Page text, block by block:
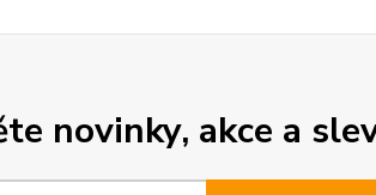
novinky, akce a